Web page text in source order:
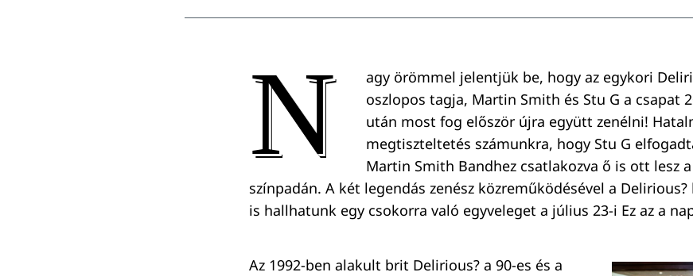
N
agy örömmel jelentjük be, hogy az egykori
oszlopos tagja, Martin Smith és Stu G a csapat
után most fog először újra együtt zenélni!
megtiszteltetés számunkra, hogy Stu G
Martin Smith Bandhez csatlakozva ő is ott lesz
színpadán. A két legendás zenész közreműködésével a
is hallhatunk egy csokorra való egyveleget a július 23-i Ez az a
Az 1992-ben alakult brit Delirious? a 90-es és a